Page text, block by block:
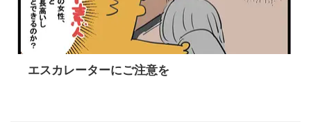
エスカレーターにご注意を